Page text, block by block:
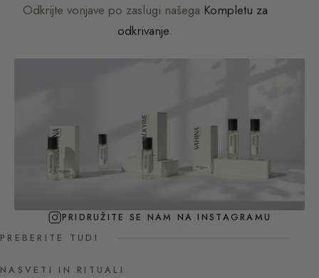
Odkrijte vonjave po zaslugi našega Kompletu za
odkrivanje.
PRIDRUŽITE SE NAM NA INSTAGRAMU
PREBERITE TUDI
NASVETI IN RITUALI